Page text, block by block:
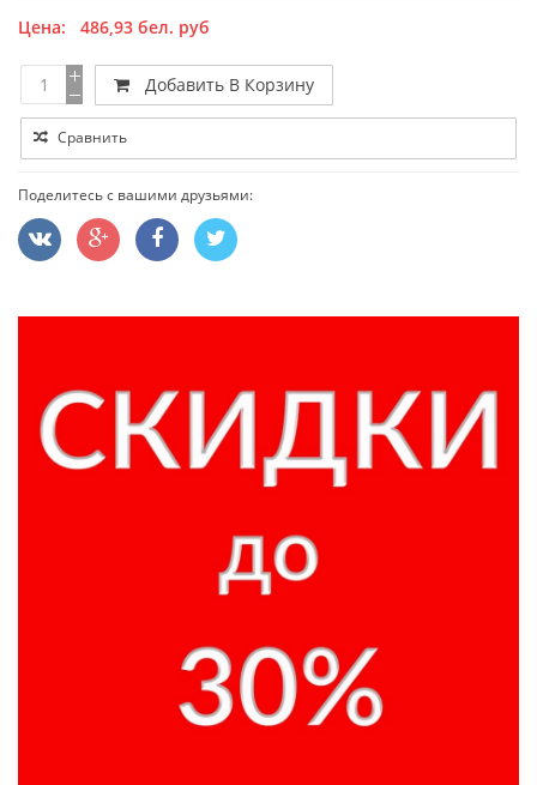
Цена: 486,93 бел. руб
Добавить В Корзину
Сравнить
Поделитесь с вашими друзьями: